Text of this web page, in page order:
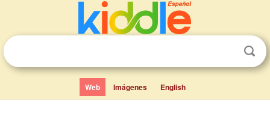
Web Imágenes English